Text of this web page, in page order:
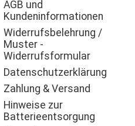
AGB und
Kundeninformationen
Widerrufsbelehrung /
Muster -
Widerrufsformular
Datenschutzerklärung
Zahlung & Versand
Hinweise zur
Batterieentsorgung